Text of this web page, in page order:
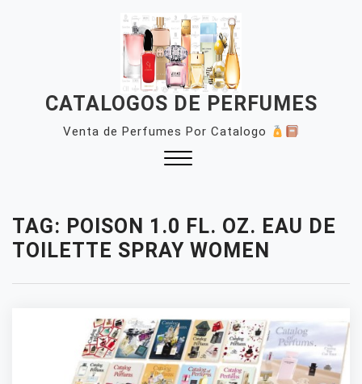
CATALOGOS DE PERFUMES
Venta de Perfumes Por Catalogo
TAG: POISON 1.0 FL. OZ. EAU DE
TOILETTE SPRAY WOMEN